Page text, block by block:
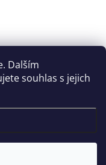
Dalším
souhlas s jejich